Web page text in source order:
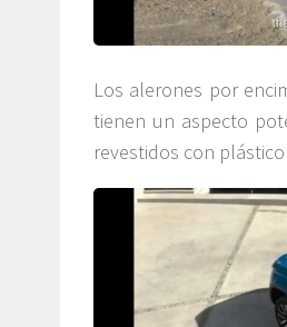
Los alerones por
tienen un aspecto
revestidos con